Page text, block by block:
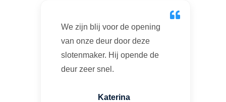
We zijn blij voor de opening
van onze deur door deze
slotenmaker. Hij opende de
deur zeer snel.
Katerina